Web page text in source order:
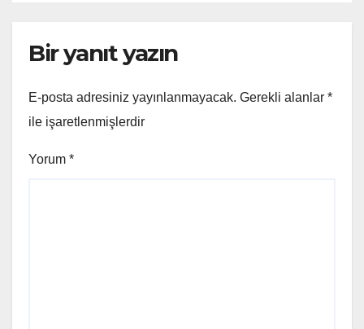
Bir yanıt yazın
E-posta adresiniz yayınlanmayacak. Gerekli alanlar *
ile işaretlenmişlerdir
Yorum *